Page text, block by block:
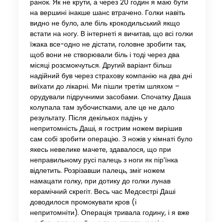
ранок. Як не крути, а через 20 годин я маю бути
на вершині інакше шанс втрачено. Голки навіть
видно не було, але біль крокодильський якщо
встати на ногу. В інтернеті я вичитав, що всі голки
їжака все-одно не дістати, головне зробити так,
щоб вони не створювали біль і тоді через два
місяці розсмокчуться. Другий варіант більш
надійний був через страхову компанію на два дні
виїхати до лікарні. Ми пішли третім шляхом –
орудували підручними засобами. Спочатку Даша
колупала там зубочистками, але це не дало
результату. Після декількох падінь у
непритомність Даші, я гострим ножем вирішив
сам собі зробити операцію. З ножів у кімнаті було
якесь невелике мачете, здавалося, що при
неправильному русі палець з ноги як пір’їнка
відлетить. Розрізавши палець, зміг ножем
намацати голку, при дотику до голки лунав
керамічний скрегіт. Весь час Медсестрі Даші
доводилося промокувати кров (і
непритомніти). Операція тривала годину, і я вже